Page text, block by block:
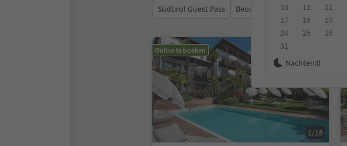
10
11 12
17
18 19
24
25 26
31
Nachten:0
Südtirol Guest Pass Beoordeling Categorie
Online te boeken
1/18